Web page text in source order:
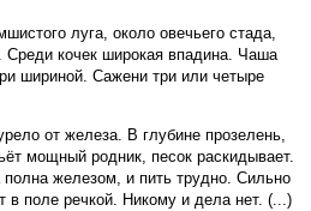
луга, около овечьего стада,
кочек широкая впадина. Чаша
шириной. Сажени три или четыре
от железа. В глубине прозелень,
мощный родник, песок раскидывает.
железом, и пить трудно. Сильно
в поле речкой. Никому и дела нет. (...)